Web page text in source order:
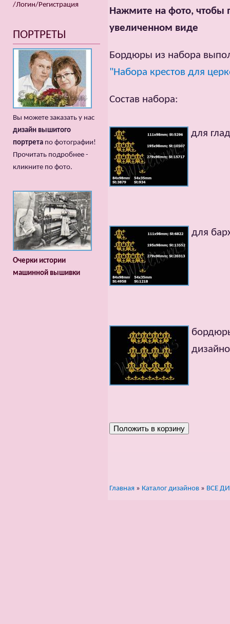
Нажмите на фото, чтобы
увеличенном виде
Бордюры из набора
"Набора крестов для
Состав набора:
для
для
Главная » Каталог дизайнов » ВСЕ
/Логин/Регистрация
ПОРТРЕТЫ
Вы можете заказать у нас
дизайн вышитого
портрета по фотографии!
Прочитать подробнее -
кликните по фото.
Очерки истории
машинной вышивки